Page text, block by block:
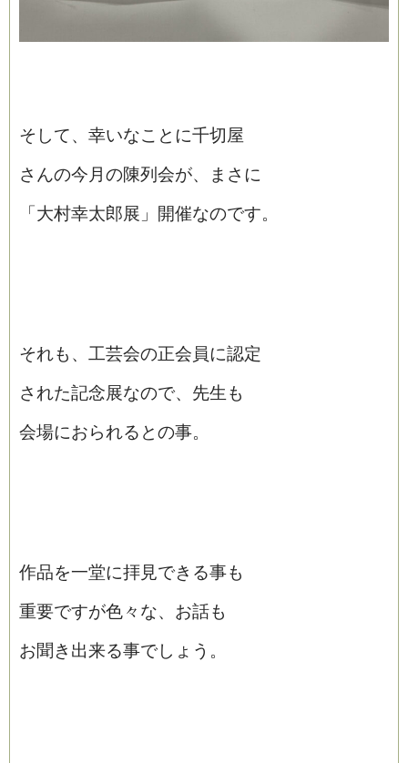
そして、幸いなことに千切屋
さんの今月の陳列会が、まさに
「大村幸太郎展」開催なのです。
それも、工芸会の正会員に認定
された記念展なので、先生も
会場におられるとの事。
作品を一堂に拝見できる事も
重要ですが色々な、お話も
お聞き出来る事でしょう。